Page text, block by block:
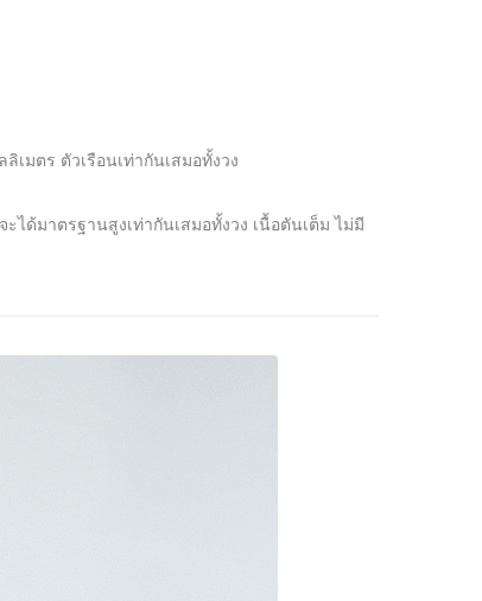
มตร ตัวเรือนเท่ากันเสมอทั้งวง
ได้มาตรฐานสูงเท่ากันเสมอทั้งวง เนื้อตันเต็ม ไม่มี